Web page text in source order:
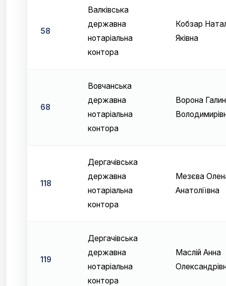
58
Валківська
державна
нотаріальна
контора
Кобзар
Яківна
68
Вовчанська
державна
нотаріальна
контора
Ворона
118
Дергачівська
державна
нотаріальна
контора
Мезєва
Анатоліївна
119
Дергачівська
державна
нотаріальна
контора
Маслій Анна